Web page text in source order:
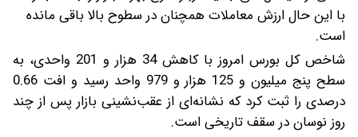
با این حال ارزش معاملات همچنان در سطوح بالا باقی مانده
است.
شاخص کل بورس امروز با کاهش 34 هزار و 201 واحدی، به
سطح پنج میلیون و 125 هزار و 979 واحد رسید و افت 0.66
درصدی را ثبت کرد که نشانه‌ای از عقب‌نشینی بازار پس از چند
روز نوسان در سقف تاریخی است.